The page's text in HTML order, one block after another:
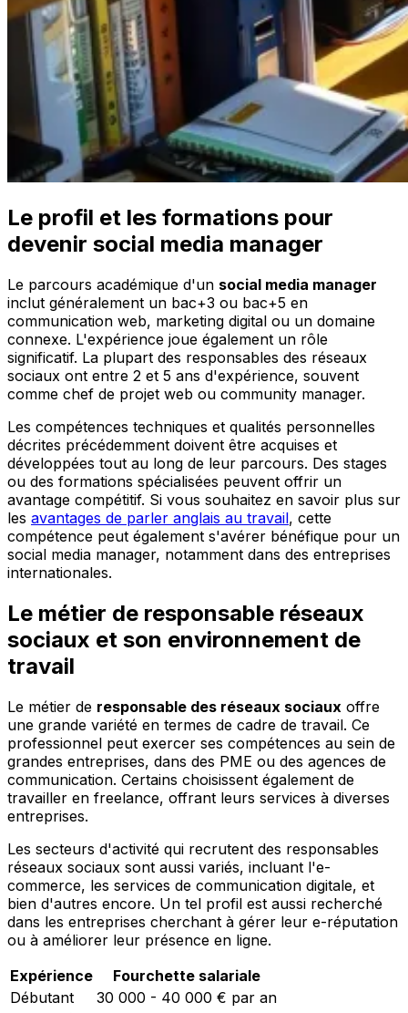
Le profil et les formations pour
devenir social media manager
Le parcours académique d'un social media manager
inclut généralement un bac+3 ou bac+5 en
communication web, marketing digital ou un domaine
connexe. L'expérience joue également un rôle
significatif. La plupart des responsables des réseaux
sociaux ont entre 2 et 5 ans d'expérience, souvent
comme chef de projet web ou community manager.
Les compétences techniques et qualités personnelles
décrites précédemment doivent être acquises et
développées tout au long de leur parcours. Des stages
ou des formations spécialisées peuvent offrir un
avantage compétitif. Si vous souhaitez en savoir plus sur
les avantages de parler anglais au travail, cette
compétence peut également s'avérer bénéfique pour un
social media manager, notamment dans des entreprises
internationales.
Le métier de responsable réseaux
sociaux et son environnement de
travail
Le métier de responsable des réseaux sociaux offre
une grande variété en termes de cadre de travail. Ce
professionnel peut exercer ses compétences au sein de
grandes entreprises, dans des PME ou des agences de
communication. Certains choisissent également de
travailler en freelance, offrant leurs services à diverses
entreprises.
Les secteurs d'activité qui recrutent des responsables
réseaux sociaux sont aussi variés, incluant l'e-
commerce, les services de communication digitale, et
bien d'autres encore. Un tel profil est aussi recherché
dans les entreprises cherchant à gérer leur e-réputation
ou à améliorer leur présence en ligne.
Expérience
Fourchette salariale
Débutant
30 000 - 40 000 € par an